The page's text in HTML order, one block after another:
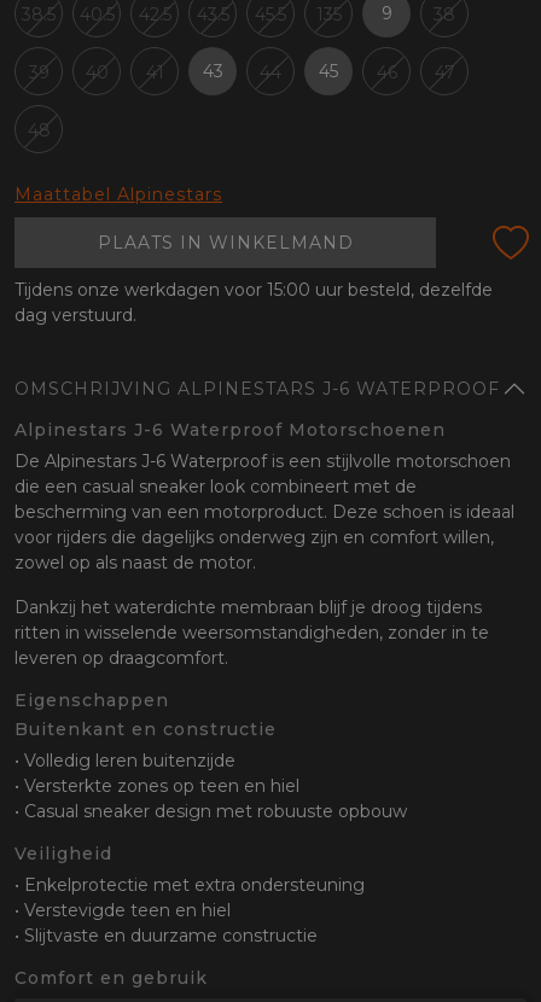
38.5 40.5 42.5 43.5 45.5 135 9 38
39 40 41 43 44 45 46 47
48
Maattabel Alpinestars
PLAATS IN WINKELMAND
Tijdens onze werkdagen voor 15:00 uur besteld, dezelfde
dag verstuurd.
OMSCHRIJVING ALPINESTARS J-6 WATERPROOF
Alpinestars J-6 Waterproof Motorschoenen
De Alpinestars J-6 Waterproof is een stijlvolle motorschoen
die een casual sneaker look combineert met de
bescherming van een motorproduct. Deze schoen is ideaal
voor rijders die dagelijks onderweg zijn en comfort willen,
zowel op als naast de motor.
Dankzij het waterdichte membraan blijf je droog tijdens
ritten in wisselende weersomstandigheden, zonder in te
leveren op draagcomfort.
Eigenschappen
Buitenkant en constructie
• Volledig leren buitenzijde
• Versterkte zones op teen en hiel
• Casual sneaker design met robuuste opbouw
Veiligheid
• Enkelprotectie met extra ondersteuning
• Verstevigde teen en hiel
• Slijtvaste en duurzame constructie
Comfort en gebruik